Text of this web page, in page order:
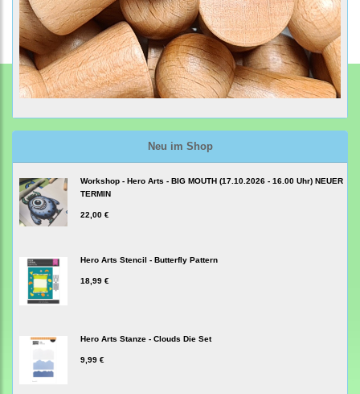
Neu im Shop
Workshop - Hero Arts - BIG MOUTH (17.10.2026 - 16.00 Uhr) NEUER
TERMIN
22,00 €
Hero Arts Stencil - Butterfly Pattern
18,99 €
Hero Arts Stanze - Clouds Die Set
9,99 €